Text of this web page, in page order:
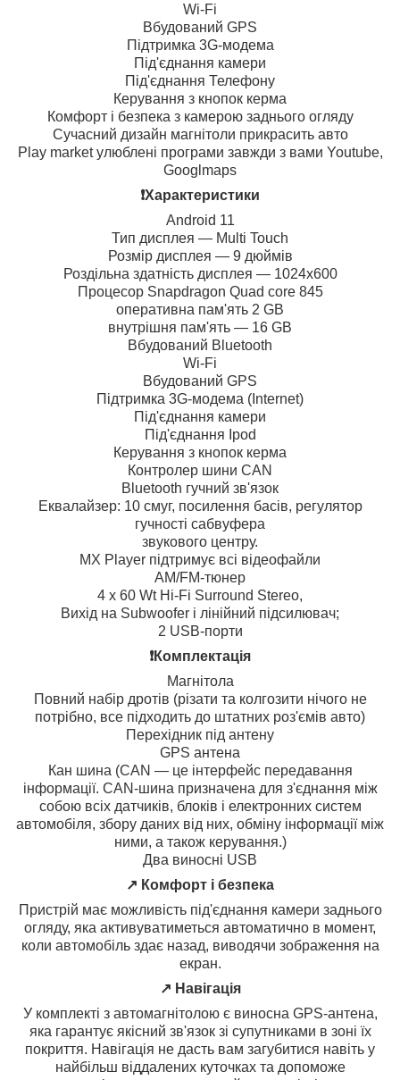
Wi-Fi
Вбудований GPS
Підтримка 3G-модема
Під'єднання камери
Під'єднання Телефону
Керування з кнопок керма
Комфорт і безпека з камерою заднього огляду
Сучасний дизайн магнітоли прикрасить авто
Play market улюблені програми завжди з вами Youtube,
Googlmaps
❗️Характеристики
Android 11
Тип дисплея — Multi Touch
Розмір дисплея — 9 дюймів
Роздільна здатність дисплея — 1024х600
Процесор Snapdragon Quad core 845
оперативна пам'ять 2 GB
внутрішня пам'ять — 16 GB
Вбудований Bluetooth
Wi-Fi
Вбудований GPS
Підтримка 3G-модема (Internet)
Під'єднання камери
Під'єднання Ipod
Керування з кнопок керма
Контролер шини CAN
Bluetooth гучний зв'язок
Еквалайзер: 10 смуг, посилення басів, регулятор
гучності сабвуфера
звукового центру.
MX Player підтримує всі відеофайли
AM/FM-тюнер
4 х 60 Wt Hi-Fi Surround Stereo,
Вихід на Subwoofer і лінійний підсилювач;
2 USB-порти
❗️Комплектація
Магнітола
Повний набір дротів (різати та колгозити нічого не
потрібно, все підходить до штатних роз'ємів авто)
Перехідник під антену
GPS антена
Кан шина (CAN — це інтерфейс передавання
інформації. CAN-шина призначена для з'єднання між
собою всіх датчиків, блоків і електронних систем
автомобіля, збору даних від них, обміну інформації між
ними, а також керування.)
Два виносні USB
↗️ Комфорт і безпека
Пристрій має можливість під'єднання камери заднього
огляду, яка активуватиметься автоматично в момент,
коли автомобіль здає назад, виводячи зображення на
екран.
↗️ Навігація
У комплекті з автомагнітолою є виносна GPS-антена,
яка гарантує якісний зв'язок зі супутниками в зоні їх
покриття. Навігація не дасть вам загубитися навіть у
найбільш віддалених куточках та допоможе